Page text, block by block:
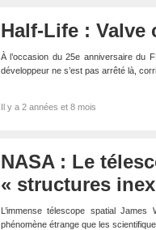
Half-Life : Valve
À l’occasion du 25e anniversaire du
développeur ne s’est pas arrêté là,
Il y a 2 années et 8 mois
NASA : Le
« structures
L’immense télescope spatial
phénomène étrange que les